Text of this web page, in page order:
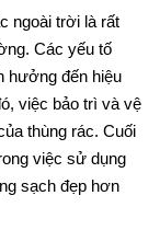
ngoài trời là rất
Các yếu tố
hưởng đến hiệu
việc bảo trì và vệ
thùng rác. Cuối
việc sử dụng
sạch đẹp hơn